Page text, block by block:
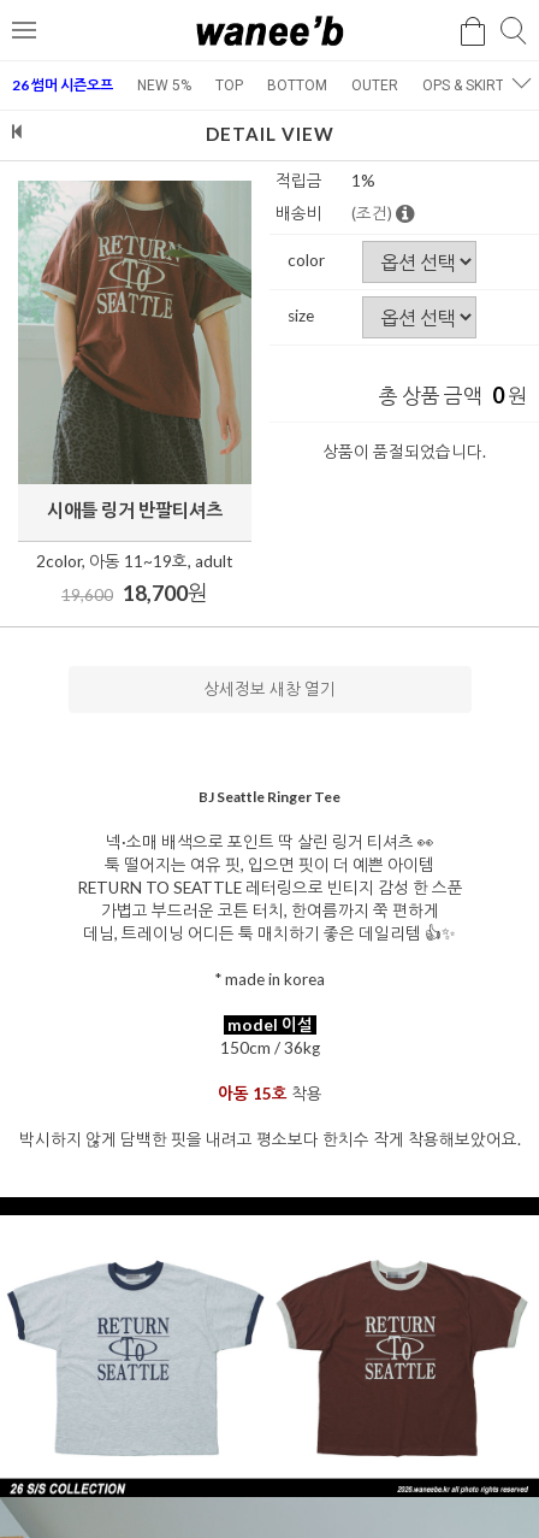
통해
메
검
26 썸머 시즌오프 NEW 5% TOP BOTTOM OUTER OPS & SKIRT
DETAIL VIEW
시애틀 링거 반팔티셔츠
2color, 아동 11~19호, adult
19,600 18,700원
적립금
1%
배송비
(조건)
color
size
총 상품 금액 0원
상품이 품절되었습니다.
상세정보 새창 열기
BJ Seattle Ringer Tee
넥·소매 배색으로 포인트 딱 살린 링거 티셔츠 👀
툭 떨어지는 여유 핏, 입으면 핏이 더 예쁜 아이템
RETURN TO SEATTLE 레터링으로 빈티지 감성 한 스푼
가볍고 부드러운 코튼 터치, 한여름까지 쭉 편하게
데님, 트레이닝 어디든 툭 매치하기 좋은 데일리템 👍✨
* made in korea
model 이설
150cm / 36kg
아동 15호착용
박시하지 않게 담백한 핏을 내려고 평소보다 한치수 작게 착용해보았어요.